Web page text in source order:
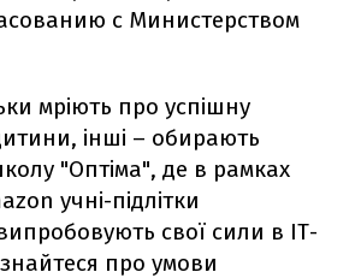
с Министерством
мріють про успішну
інші – обирають
"Оптіма", де в рамках
учні-підлітки
свої сили в ІТ-
про умови